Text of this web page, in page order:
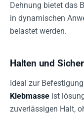
Dehnung bietet das
in dynamischen
belastet werden.
Halten und
Ideal zur
Klebmasse ist
zuverlässigen Halt,